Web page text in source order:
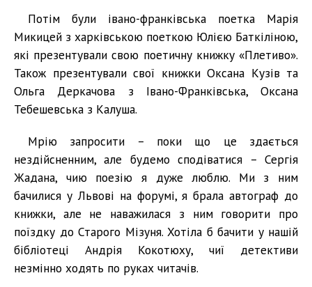
Потім були івано-франківська поетка Марія
Микицей з харківською поеткою Юлією Баткіліною,
які презентували свою поетичну книжку «Плетиво».
Також презентували свої книжки Оксана Кузів та
Ольга Деркачова з Івано-Франківська, Оксана
Тебешевська з Калуша.
Мрію запросити – поки що це здається
нездійсненним, але будемо сподіватися – Сергія
Жадана, чию поезію я дуже люблю. Ми з ним
бачилися у Львові на форумі, я брала автограф до
книжки, але не наважилася з ним говорити про
поїздку до Старого Мізуня. Хотіла б бачити у нашій
бібліотеці Андрія Кокотюху, чиї детективи
незмінно ходять по руках читачів.